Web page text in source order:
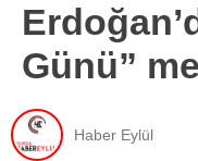
BURSA HABERLERI
BURSASPOR
GÜNDEM
EĞITIM
Günü”
Haber Eylül